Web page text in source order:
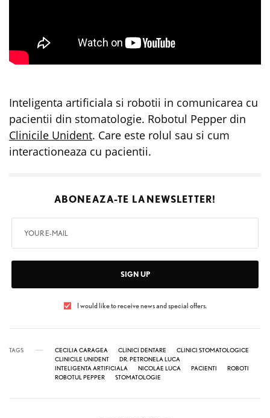
Inteligenta artificiala si robotii in comunicarea cu
pacientii din stomatologie. Robotul Pepper din
Clinicile Unident. Care este rolul sau si cum
interactioneaza cu pacientii.
ABONEAZA-TE LA NEWSLETTER!
SIGN UP
I would like to receive news and special offers.
TAGS CECILIA CARAGEA CLINICI DENTARE
CLINICI STOMATOLOGICE
CLINICILE UNIDENT
DR. PETRONELA LUCA
INTELIGENTA ARTIFICIALA
NICOLAE LUCA PACIENTI
ROBOTI
ROBOTUL PEPPER
STOMATOLOGIE